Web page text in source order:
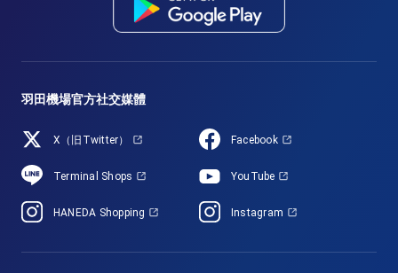
羽田機場官方社交媒體
X（旧Twitter） Facebook
Terminal Shops YouTube
HANEDA Shopping Instagram